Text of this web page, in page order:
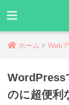
ホーム Web
WordPress
のに超便利